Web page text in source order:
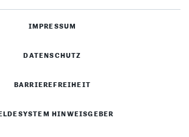
IMPRESSUM
DATENSCHUTZ
BARRIEREFREIHEIT
HINWEISGEBER